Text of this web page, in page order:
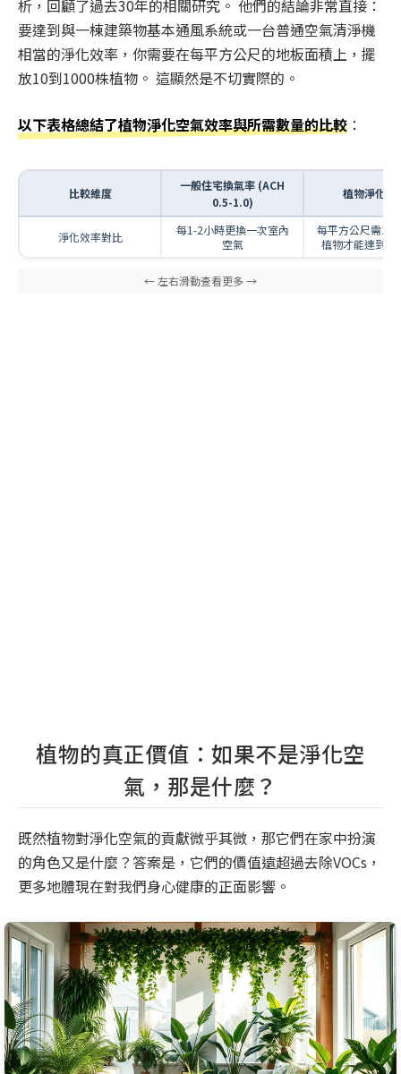
析，回顧了過去30年的相關研究。 他們的結論非常直接：
要達到與一棟建築物基本通風系統或一台普通空氣清淨機
相當的淨化效率，你需要在每平方公尺的地板面積上，擺
放10到1000株植物。 這顯然是不切實際的。
以下表格總結了植物淨化空氣效率與所需數量的比較 ：
比較維度
一般住宅換氣率 (ACH
0.5-1.0)
植物淨化效
淨化效率對比
每1-2小時更換一次室內
空氣
每平方公尺需
植物才能達到相
植物的真正價值：如果不是淨化空
氣，那是什麼？
既然植物對淨化空氣的貢獻微乎其微，那它們在家中扮演
的角色又是什麼？答案是，它們的價值遠超過去除VOCs，
更多地體現在對我們身心健康的正面影響。